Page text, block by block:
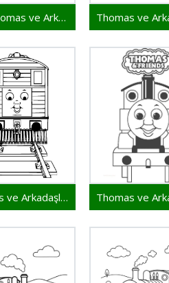
Şirin Thomas ve Arkadaşları
Thomas ve Arkadaşları 4 Yaş Çocuklar İçin